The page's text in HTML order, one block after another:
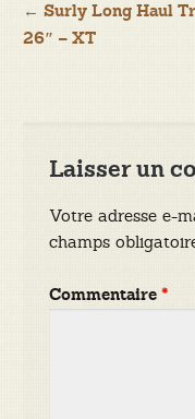
Navigation
← Surly Long Haul
26″ – XT
Laisser un
Votre adresse e-
champs
Commentaire*